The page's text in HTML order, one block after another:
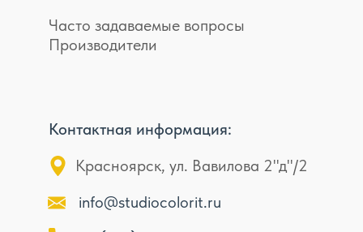
Часто задаваемые вопросы
Производители
Контактная информация:
Красноярск, ул. Вавилова 2"д"/2
info@studiocolorit.ru